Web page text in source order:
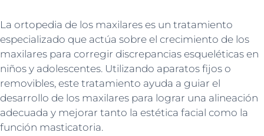
La ortopedia de los maxilares es un tratamiento
especializado que actúa sobre el crecimiento de los
maxilares para corregir discrepancias esqueléticas en
niños y adolescentes. Utilizando aparatos fijos o
removibles, este tratamiento ayuda a guiar el
desarrollo de los maxilares para lograr una alineación
adecuada y mejorar tanto la estética facial como la
función masticatoria.